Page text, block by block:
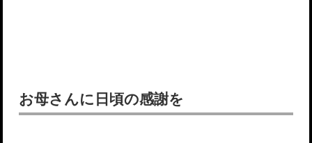
お母さんに日頃の感謝を